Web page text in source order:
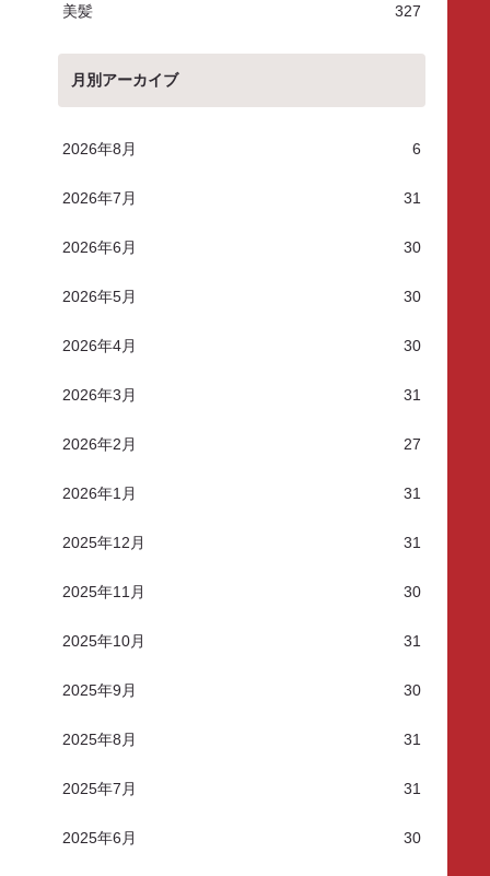
美髪 327
月別アーカイブ
2026年8月 6
2026年7月 31
2026年6月 30
2026年5月 30
2026年4月 30
2026年3月 31
2026年2月 27
2026年1月 31
2025年12月 31
2025年11月 30
2025年10月 31
2025年9月 30
2025年8月 31
2025年7月 31
2025年6月 30